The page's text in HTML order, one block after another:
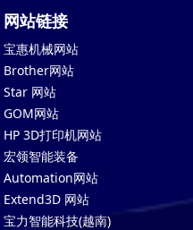
网站链接
宝惠机械网站
Brother网站
Star 网站
GOM网站
HP 3D打印机网站
宏领智能装备
Automation网站
Extend3D 网站
宝力智能科技(越南)